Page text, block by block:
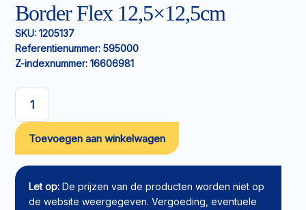
Border Flex 12,5×12,5cm
SKU: 1205137
Referentienummer: 595000
Z-indexnummer: 16606981
Siliconen
foamverband
Mepilex
Border
Flex
12,5x12,5cm
aantal
Toevoegen aan winkelwagen
Let op: De prijzen van de producten worden niet op
de website weergegeven. Vergoeding, eventuele